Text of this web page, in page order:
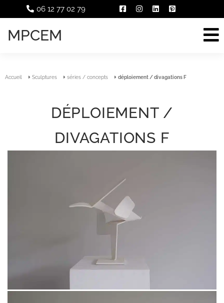
06 12 77 02 79
MPCEM
Accueil Sculptures séries / concepts déploiement / divagations F
DÉPLOIEMENT /
DIVAGATIONS F